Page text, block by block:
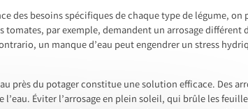
des besoins spécifiques de chaque type de légume, on
par exemple, demandent un arrosage différent
un manque d’eau peut engendrer un stress
près du potager constitue une solution efficace. Des
Éviter l’arrosage en plein soleil, qui brûle les